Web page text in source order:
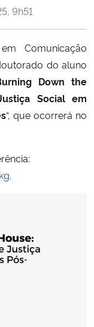
9h51
Comunicação
do aluno
Down the
Social em
“, que ocorrerá no